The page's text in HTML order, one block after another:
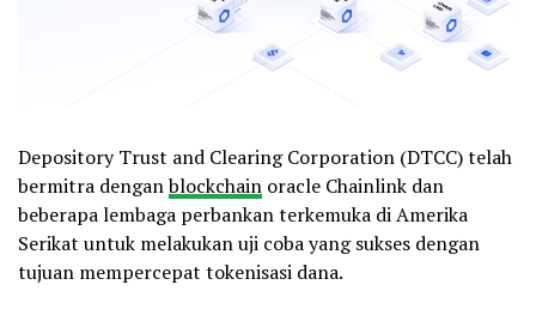
Depository Trust and Clearing Corporation (DTCC) telah
bermitra denganblockchain oracle Chainlink dan
beberapa lembaga perbankan terkemuka di Amerika
Serikat untuk melakukan uji coba yang sukses dengan
tujuan mempercepat tokenisasi dana.